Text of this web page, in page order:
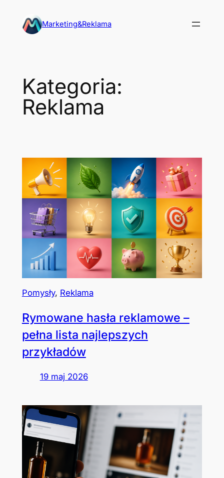
Marketing&Reklama
Kategoria:
Reklama
Pomysły, Reklama
Rymowane hasła reklamowe –
pełna lista najlepszych
przykładów
19 maj 2026